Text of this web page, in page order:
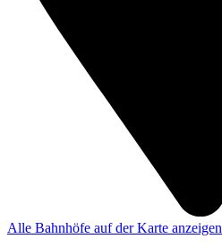
Alle Bahnhöfe auf der Karte anzeigen